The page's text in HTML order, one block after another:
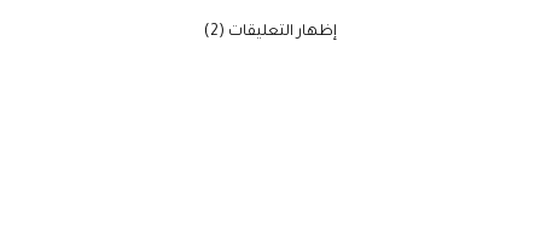
‫إظهار التعليقات (2)